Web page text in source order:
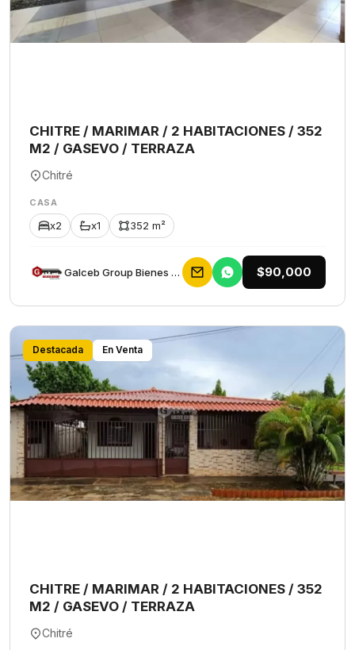
CHITRE / MARIMAR / 2 HABITACIONES / 352
M2 / GASEVO / TERRAZA
Chitré
CASA
x2 x1 352 m²
Galceb Group Bienes Raices $90,000
Destacada En Venta
CHITRE / MARIMAR / 2 HABITACIONES / 352
M2 / GASEVO / TERRAZA
Chitré